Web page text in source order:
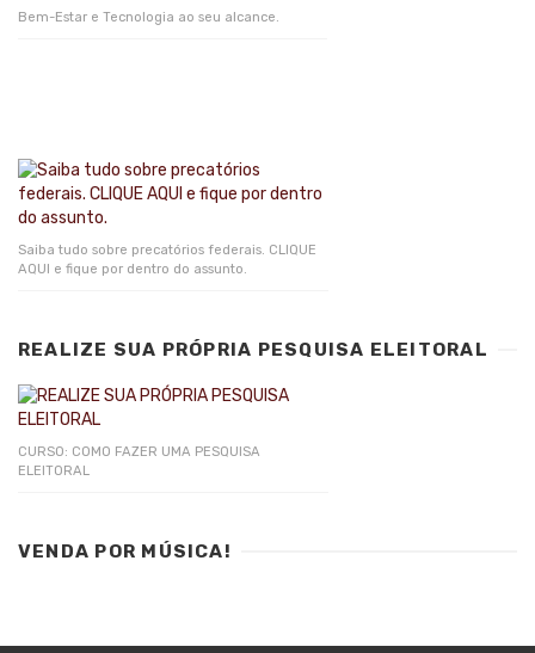
Bem-Estar e Tecnologia ao seu alcance.
Saiba tudo sobre precatórios federais. CLIQUE
AQUI e fique por dentro do assunto.
REALIZE SUA PRÓPRIA PESQUISA ELEITORAL
CURSO: COMO FAZER UMA PESQUISA
ELEITORAL
VENDA POR MÚSICA!